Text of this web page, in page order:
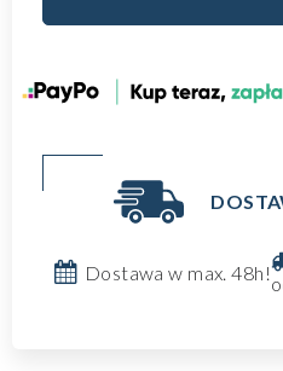
Dostawa w max. 48h!